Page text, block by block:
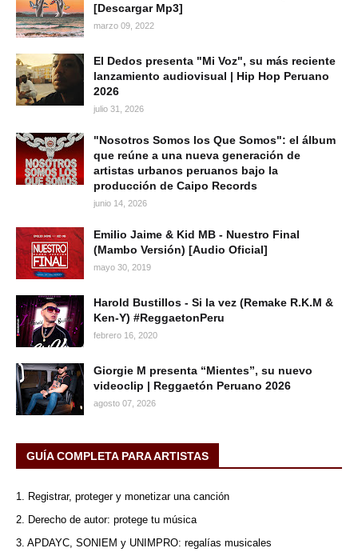
[Descargar Mp3]
marzo 09, 2022
El Dedos presenta "Mi Voz", su más reciente
lanzamiento audiovisual | Hip Hop Peruano
2026
julio 31, 2026
"Nosotros Somos los Que Somos": el álbum
que reúne a una nueva generación de
artistas urbanos peruanos bajo la
producción de Caipo Records
junio 14, 2026
Emilio Jaime & Kid MB - Nuestro Final
(Mambo Versión) [Audio Oficial]
mayo 30, 2019
Harold Bustillos - Si la vez (Remake R.K.M &
Ken-Y) #ReggaetonPeru
febrero 16, 2020
Giorgie M presenta “Mientes”, su nuevo
videoclip | Reggaetón Peruano 2026
agosto 07, 2026
GUÍA COMPLETA PARA ARTISTAS
1. Registrar, proteger y monetizar una canción
2. Derecho de autor: protege tu música
3. APDAYC, SONIEM y UNIMPRO: regalías musicales